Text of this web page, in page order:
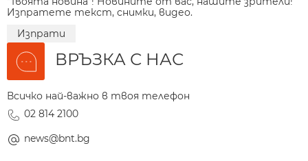
Изпратете текст, снимки, видео.
Изпрати
ВРЪЗКА С НАС
Всичко най-важно в твоя телефон
02 814 2100
news@bnt.bg